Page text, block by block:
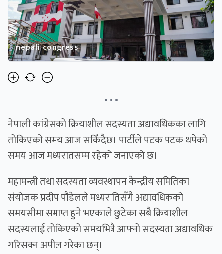
nepali congress
• • •
नेपाली कांग्रेसको क्रियाशील सदस्यता अद्यावधिकका लागि
तोकिएको समय आज सकिँदैछ। पार्टीले पटक पटक थपेको
समय आज मध्यरातसम्म रहेको जनाएको छ।
महामन्त्री तथा सदस्यता व्यवस्थापन केन्द्रीय समितिका
संयोजक प्रदीप पौडेलले मध्यरातिसँगै अद्यावधिकको
समयसीमा समाप्त हुने भएकाले छुटेका सबै क्रियाशील
सदस्यलाई तोकिएको समयभित्रै आफ्नो सदस्यता अद्यावधिक
गरिसक्न अपील गरेका छन्।